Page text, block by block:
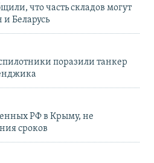
что часть складов могут
и Беларусь
поразили танкер
РФ в Крыму, не
сроков